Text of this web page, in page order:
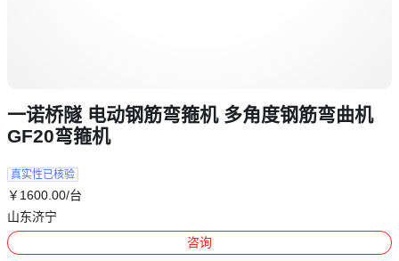
一诺桥隧 电动钢筋弯箍机 多角度钢筋弯曲机
GF20弯箍机
真实性已核验
￥ 1600 .00/台
山东济宁
咨询